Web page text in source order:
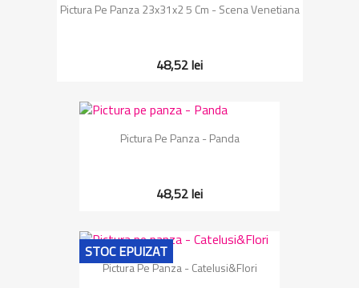
Pictura Pe Panza 23x31x2 5 Cm - Scena Venetiana
48,52 lei
Pictura Pe Panza - Panda
48,52 lei
Pictura Pe Panza - Catelusi&Flori
STOC EPUIZAT